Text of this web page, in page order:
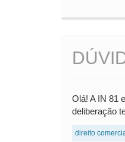
Olá! A IN 81
deliberação
direito